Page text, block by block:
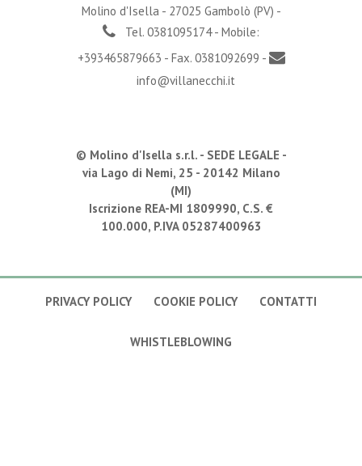
Molino d'Isella - 27025 Gambolò (PV) -
Tel. 0381095174 - Mobile:
+393465879663 - Fax. 0381092699 -
info@villanecchi.it
© Molino d'Isella s.r.l. - SEDE LEGALE -
via Lago di Nemi, 25 - 20142 Milano
(MI)
Iscrizione REA-MI 1809990, C.S. €
100.000, P.IVA 05287400963
PRIVACY POLICY COOKIE POLICY CONTATTI
WHISTLEBLOWING